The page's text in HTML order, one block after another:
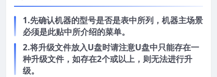
1.先确认机器的型号是否是表中所列，机器主场景
必须是此贴中所介绍的菜单。
2.将升级文件放入U盘时请注意U盘中只能存在一
种升级文件，如存在2个或以上，则无法进行升
级。